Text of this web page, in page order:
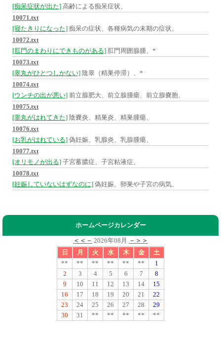
[痴呆症状が出た] 高齢による痴呆症状、
10071.txt
[寝たきりになった] 痴呆の症状、各種病気の末期の症状、
10072.txt
[肛門のまわりにできものがある] 肛門周囲腺腫、*
10073.txt
[睾丸がひとつしかない] 陰睾（精巣停滞）、*
10074.txt
[ウンチの出が悪い] 前立腺肥大、前立腺腫瘍、前立腺嚢胞、
10075.txt
[睾丸がはれてきた] 陰嚢炎、精巣炎、精巣腫瘍、
10076.txt
[お乳がはれている] 偽妊娠、乳腺炎、乳腺腫瘍、
10077.txt
[オリモノが出る] 子宮蓄膿症、子宮粘液症、
10078.txt
[妊娠していないはずなのに] 偽妊娠、卵巣や子宮の病気、
ホームページカレンダー
＜＜－ 2026年08月
－＞＞
日
月 火 水 木 金
土
**
** ** ** ** **
1
2
3 4 5 6 7
8
9
10 11 12 13 14
15
16
17 18 19 20 21
22
23
24 25 26 27 28
29
30
31 ** ** ** ** **